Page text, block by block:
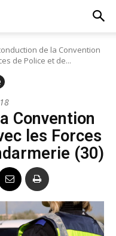
de la Convention
de Police et de...
Convention
les Forces
(30)